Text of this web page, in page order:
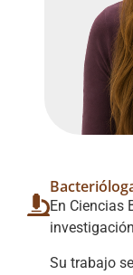
En Ciencias
Su trabajo